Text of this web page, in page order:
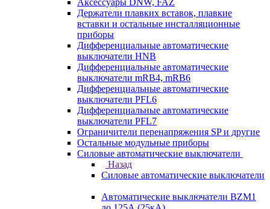
Аксессуары DNW, FAZ
Держатели плавких вставок, плавкие
вставки и остальные инсталляционные
приборы
Дифференциальные автоматические
выключатели HNB
Дифференциальные автоматические
выключатели mRB4, mRB6
Дифференциальные автоматические
выключатели PFL6
Дифференциальные автоматические
выключатели PFL7
Ограничители перенапряжения SP и другие
Остальные модульные приборы
Силовые автоматические выключатели
Назад
Силовые автоматические выключатели
Автоматические выключатели BZM1